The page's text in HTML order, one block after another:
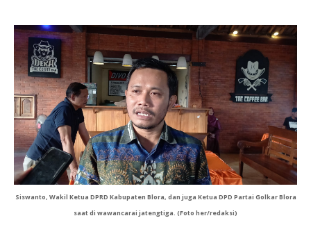
Siswanto, Wakil Ketua DPRD Kabupaten Blora, dan juga Ketua DPD Partai Golkar Blora
saat di wawancarai jatengtiga. (Foto her/redaksi)